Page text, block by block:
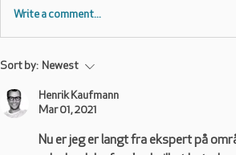
Write a comment...
Sort by: Newest
Henrik Kaufmann
Mar 01, 2021
Nu er jeg er langt fra ekspert på